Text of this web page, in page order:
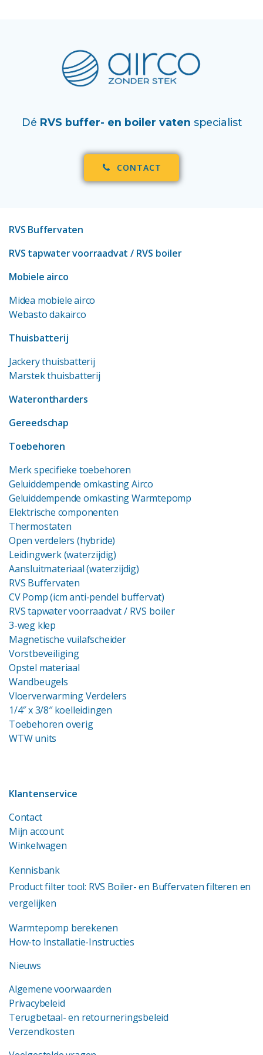
Dé RVS buffer- en boiler vaten specialist
CONTACT
RVS Buffervaten
RVS tapwater voorraadvat / RVS boiler
Mobiele airco
Midea mobiele airco
Webasto dakairco
Thuisbatterij
Jackery thuisbatterij
Marstek thuisbatterij
Waterontharders
Gereedschap
Toebehoren
Merk specifieke toebehoren
Geluiddempende omkasting Airco
Geluiddempende omkasting Warmtepomp
Elektrische componenten
Thermostaten
Open verdelers (hybride)
Leidingwerk (waterzijdig)
Aansluitmateriaal (waterzijdig)
RVS Buffervaten
CV Pomp (icm anti-pendel buffervat)
RVS tapwater voorraadvat/ RVS boiler
3-weg klep
Magnetische vuilafscheider
Vorstbeveiliging
Opstel materiaal
Wandbeugels
Vloerverwarming Verdelers
1/4″ x 3/8″ koelleidingen
Toebehoren overig
WTW units
Klantenservice
Contact
Mijn account
Winkelwagen
Kennisbank
Product filter tool: RVS Boiler- en Buffervaten filteren en
vergelijken
Warmtepomp berekenen
How-to Installatie-Instructies
Nieuws
Algemene voorwaarden
Privacybeleid
Terugbetaal- en retourneringsbeleid
Verzendkosten